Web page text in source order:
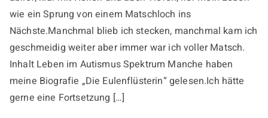
wie ein Sprung von einem Matschloch ins
Nächste.Manchmal blieb ich stecken, manchmal kam ich
geschmeidig weiter aber immer war ich voller Matsch.
Inhalt Leben im Autismus Spektrum Manche haben
meine Biografie „Die Eulenflüsterin“ gelesen.Ich hätte
gerne eine Fortsetzung […]